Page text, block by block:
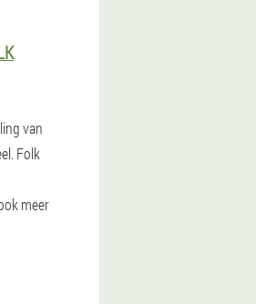
van
Folk
meer